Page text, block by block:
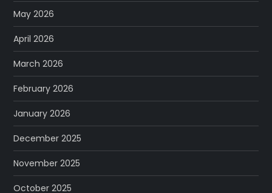
May 2026
April 2026
March 2026
February 2026
January 2026
December 2025
November 2025
October 2025